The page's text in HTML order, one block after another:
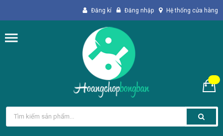
Đăng kí Đăng nhập Hệ thống cửa hàng